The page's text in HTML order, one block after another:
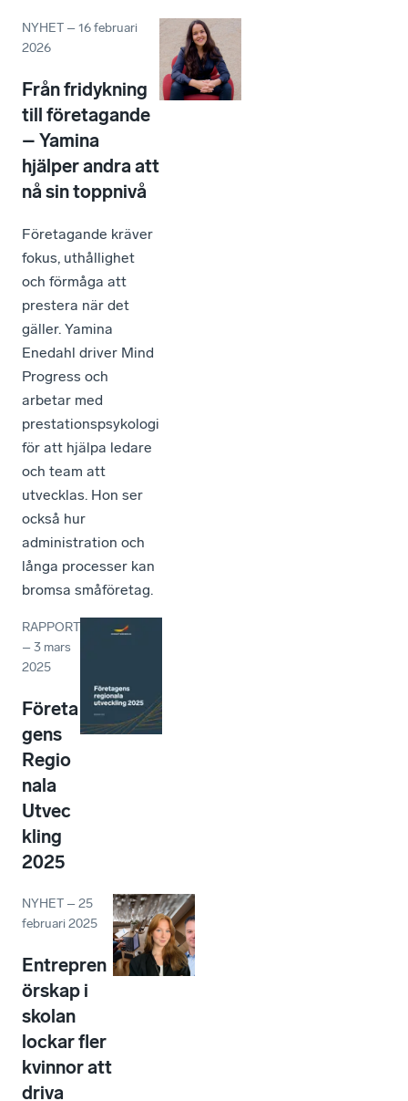
NYHET –16 februari
2026
Från fridykning
till företagande
– Yamina
hjälper andra att
nå sin toppnivå
Företagande kräver
fokus, uthållighet
och förmåga att
prestera när det
gäller. Yamina
Enedahl driver Mind
Progress och
arbetar med
prestationspsykologi
för att hjälpa ledare
och team att
utvecklas. Hon ser
också hur
administration och
långa processer kan
bromsa småföretag.
RAPPORT
–3 mars
2025
Företa
gens
Regio
nala
Utvec
kling
2025
NYHET –25
februari 2025
Entrepren
örskap i
skolan
lockar fler
kvinnor att
driva